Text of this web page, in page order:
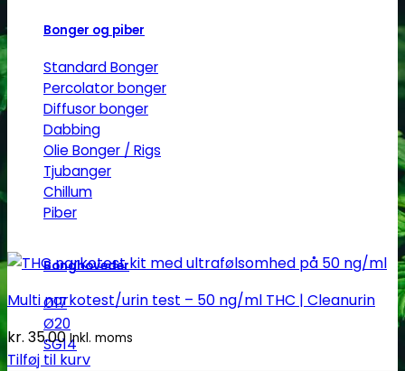
Bonger og piber
Standard Bonger
Percolator bonger
Diffusor bonger
Dabbing
Olie Bonger / Rigs
Tjubanger
Chillum
Piber
Bonghoveder
Ø17
Ø20
SG14
Multi narkotest/urin test – 50 ng/ml THC | Cleanurin
kr. 35.00 Inkl. moms
Tilføj til kurv